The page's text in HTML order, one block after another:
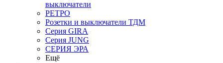
выключатели
РЕТРО
Розетки и выключатели ТДМ
Серия GIRA
Серия JUNG
СЕРИЯ ЭРА
Ещё